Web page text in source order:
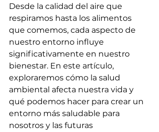
Desde la calidad del aire que
respiramos hasta los alimentos
que comemos, cada aspecto de
nuestro entorno influye
significativamente en nuestro
bienestar. En este artículo,
exploraremos cómo la salud
ambiental afecta nuestra vida y
qué podemos hacer para crear un
entorno más saludable para
nosotros y las futuras